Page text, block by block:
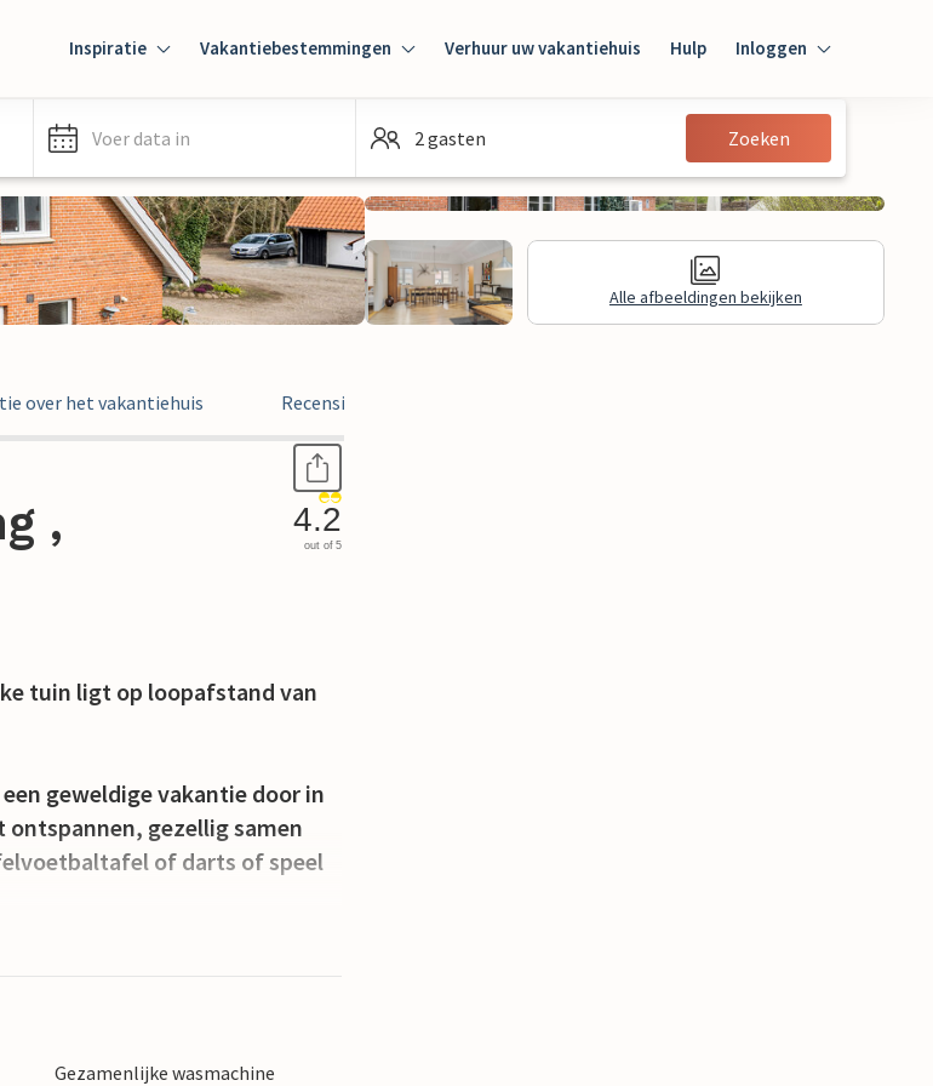
Inspiratie Vakantiebestemmingen Verhuur uw vakantiehuis Hulp Inloggen
Inloggen
Gast
Voer data in 2 gasten Zoeken
Alle afbeeldingen bekijken
over het vakantiehuis Recensies
,
4.2
out of 5
tuin ligt op loopafstand van
geweldige vakantie door in
gezellig samen
of darts of speel
s Avonds
kun je extra accommodatie
Gezamenlijke wasmachine